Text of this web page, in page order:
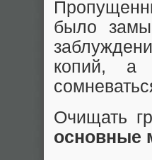
было
копий, а
Очищать
основные